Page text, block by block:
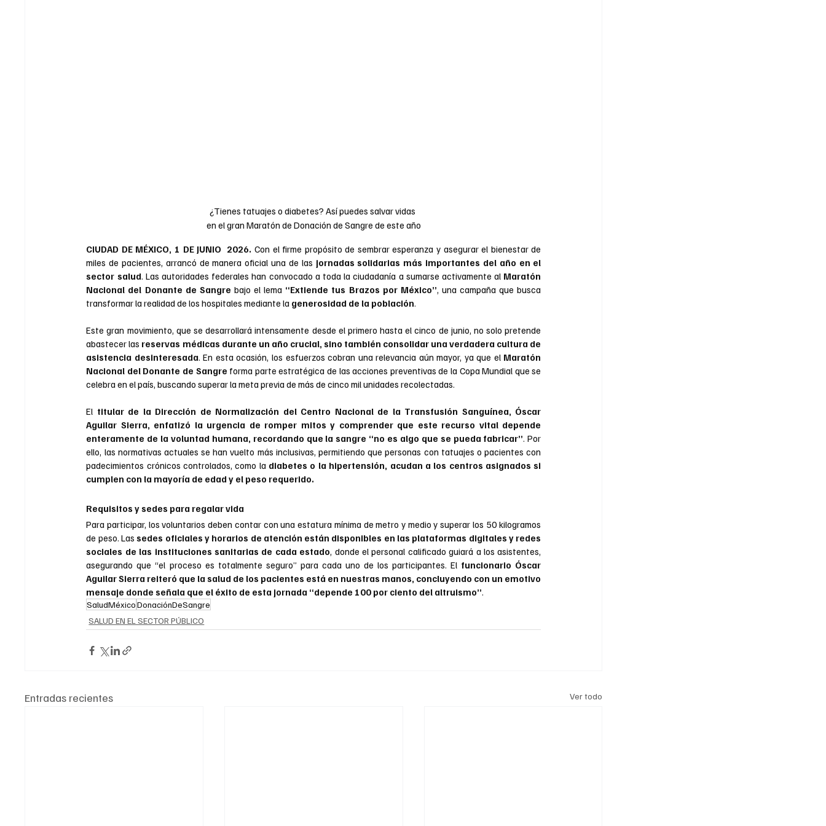
¿Tienes tatuajes o diabetes? Así puedes salvar vidas
en el gran Maratón de Donación de Sangre de este año
CIUDAD DE MÉXICO, 1 DE JUNIO  2026. Con el firme propósito de sembrar esperanza y asegurar el bienestar de
miles de pacientes, arrancó de manera oficial una de las jornadas solidarias más importantes del año en el
sector salud. Las autoridades federales han convocado a toda la ciudadanía a sumarse activamente al Maratón
Nacional del Donante de Sangre bajo el lema “Extiende tus Brazos por México”, una campaña que busca
transformar la realidad de los hospitales mediante la generosidad de la población.
Este gran movimiento, que se desarrollará intensamente desde el primero hasta el cinco de junio, no solo pretende
abastecer las reservas médicas durante un año crucial, sino también consolidar una verdadera cultura de
asistencia desinteresada. En esta ocasión, los esfuerzos cobran una relevancia aún mayor, ya que el Maratón
Nacional del Donante de Sangre forma parte estratégica de las acciones preventivas de la Copa Mundial que se
celebra en el país, buscando superar la meta previa de más de cinco mil unidades recolectadas.
El titular de la Dirección de Normalización del Centro Nacional de la Transfusión Sanguínea, Óscar
Aguilar Sierra, enfatizó la urgencia de romper mitos y comprender que este recurso vital depende
enteramente de la voluntad humana, recordando que la sangre “no es algo que se pueda fabricar”. Por
ello, las normativas actuales se han vuelto más inclusivas, permitiendo que personas con tatuajes o pacientes con
padecimientos crónicos controlados, como la diabetes o la hipertensión, acudan a los centros asignados si
cumplen con la mayoría de edad y el peso requerido.
Requisitos y sedes para regalar vida
Para participar, los voluntarios deben contar con una estatura mínima de metro y medio y superar los 50 kilogramos
de peso. Las sedes oficiales y horarios de atención están disponibles en las plataformas digitales y redes
sociales de las instituciones sanitarias de cada estado, donde el personal calificado guiará a los asistentes,
asegurando que “el proceso es totalmente seguro” para cada uno de los participantes. El funcionario Óscar
Aguilar Sierra reiteró que la salud de los pacientes está en nuestras manos, concluyendo con un emotivo
mensaje donde señala que el éxito de esta jornada “depende 100 por ciento del altruismo”.
SaludMéxicoDonaciónDeSangre
SALUD EN EL SECTOR PÚBLICO
Entradas recientes Ver todo